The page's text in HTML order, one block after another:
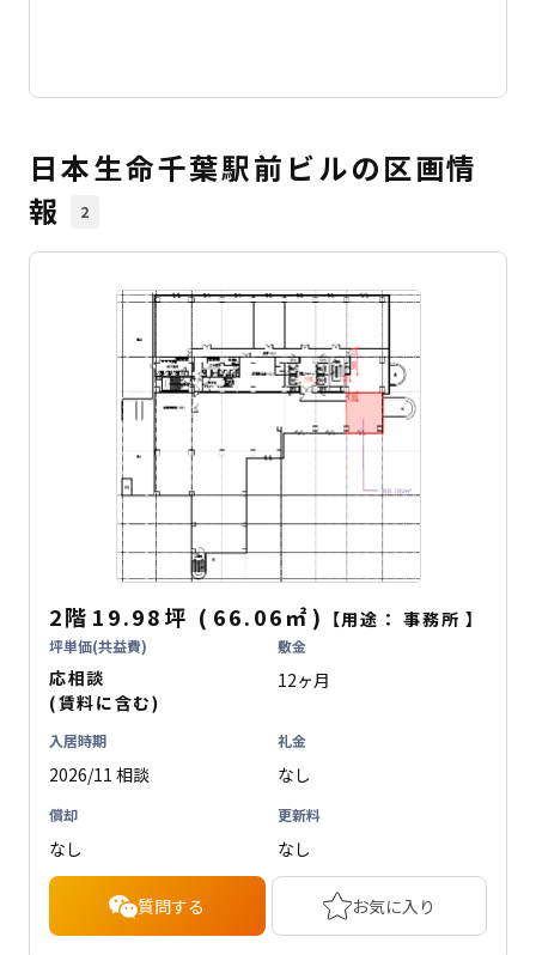
日本生命千葉駅前ビルの区画情
報
2
2階 19.98坪 ( 66.06㎡ ) 【用途：事務所 】
坪単価(共益費)
応相談
(賃料に含む)
敷金
12ヶ月
入居時期
2026/11 相談
礼金
なし
償却
なし
更新料
なし
質問する お気に入り